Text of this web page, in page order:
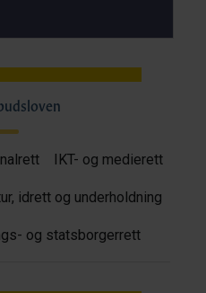
IKT- og medierett
idrett og underholdning
og statsborgerrett